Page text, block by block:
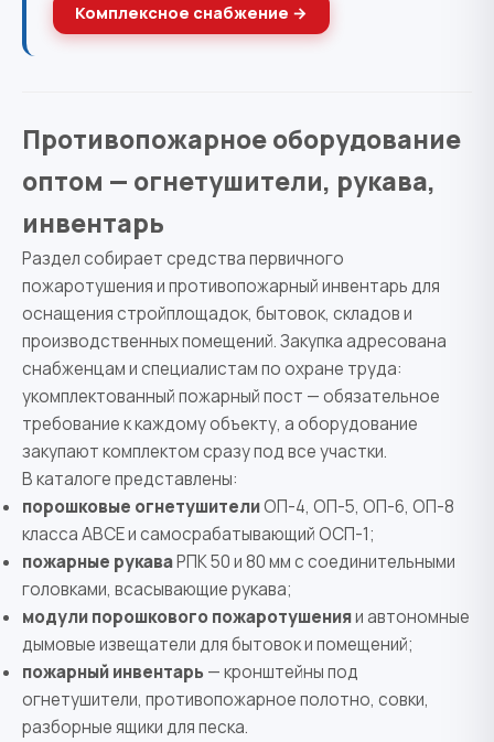
Комплексное снабжение →
Противопожарное оборудование
оптом — огнетушители, рукава,
инвентарь
Раздел собирает средства первичного
пожаротушения и противопожарный инвентарь для
оснащения стройплощадок, бытовок, складов и
производственных помещений. Закупка адресована
снабженцам и специалистам по охране труда:
укомплектованный пожарный пост — обязательное
требование к каждому объекту, а оборудование
закупают комплектом сразу под все участки.
В каталоге представлены:
порошковые огнетушителиОП-4, ОП-5, ОП-6, ОП-8
класса ABCE и самосрабатывающий ОСП-1;
пожарные рукаваРПК 50 и 80 мм с соединительными
головками, всасывающие рукава;
модули порошкового пожаротушенияи автономные
дымовые извещатели для бытовок и помещений;
пожарный инвентарь — кронштейны под
огнетушители, противопожарное полотно, совки,
разборные ящики для песка.